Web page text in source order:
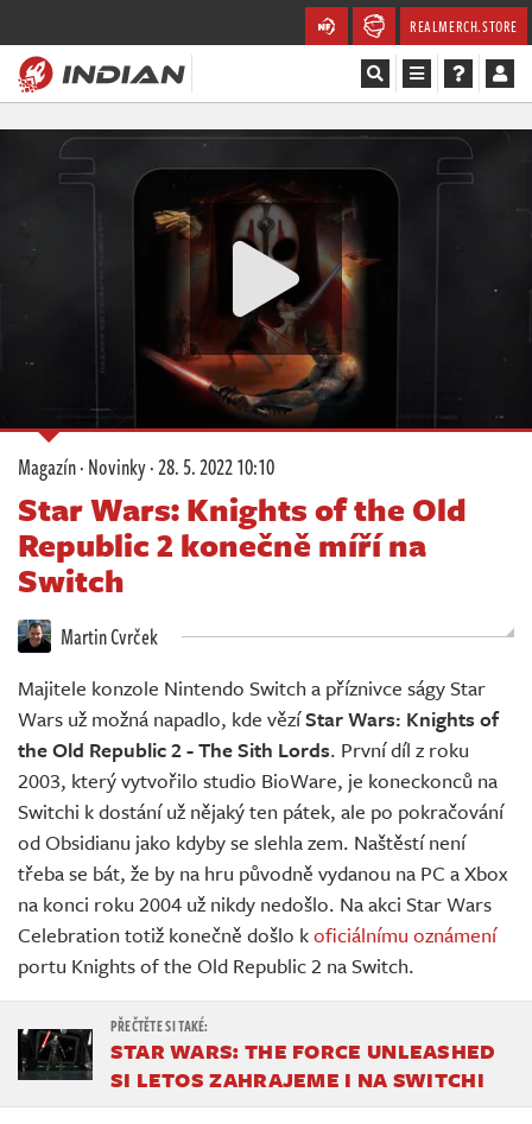
REALMERCH.STORE
Magazín
Videa
Databáze
Komunita
Redakce
Živě
Magazín·Novinky·28. 5. 2022 10:10
Star Wars: Knights of the Old
Republic 2 konečně míří na
Switch
Martin Cvrček
Majitele konzole Nintendo Switch a příznivce ságy Star
Wars už možná napadlo, kde vězíStar Wars: Knights of
the Old Republic 2 - The Sith Lords. První díl z roku
2003, který vytvořilo studio BioWare, je koneckonců na
Switchi k dostání už nějaký ten pátek, ale po pokračování
od Obsidianu jako kdyby se slehla zem. Naštěstí není
třeba se bát, že by na hru původně vydanou na PC a Xbox
na konci roku 2004 už nikdy nedošlo. Na akci Star Wars
Celebration totiž konečně došlo koficiálnímu oznámení
portu Knights of the Old Republic 2 na Switch.
STAR WARS: THE FORCE UNLEASHED
SI LETOS ZAHRAJEME I NA SWITCHI